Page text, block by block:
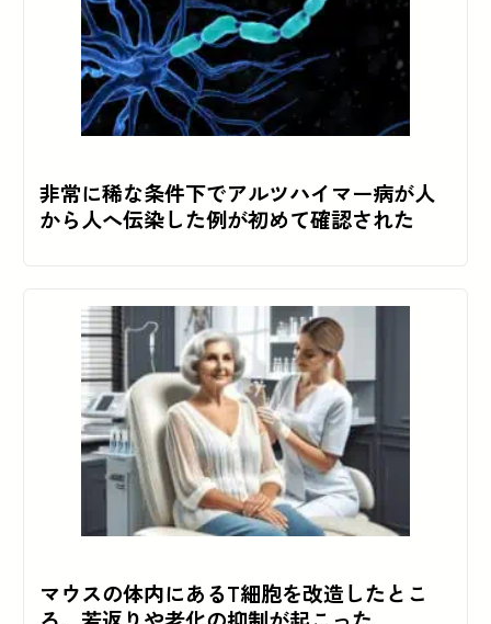
非常に稀な条件下でアルツハイマー病が人
から人へ伝染した例が初めて確認された
マウスの体内にあるT細胞を改造したとこ